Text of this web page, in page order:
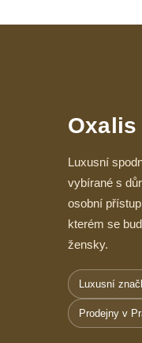
Luxusní
vybírané s
osobní
kterém se
žensky.
Luxusní
Prodejny v